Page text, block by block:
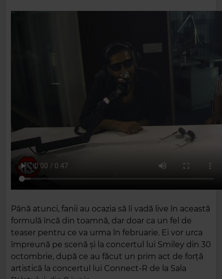
Până atunci, fanii au ocazia să îi vadă live în această
formulă încă din toamnă, dar doar ca un fel de
teaser pentru ce va urma în februarie. Ei vor urca
împreună pe scenă și la concertul lui Smiley din 30
octombrie, după ce au făcut un prim act de forță
artistică la concertul lui Connect-R de la Sala